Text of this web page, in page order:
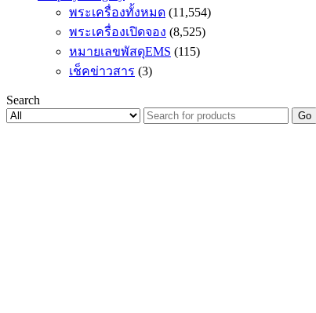
พระเครื่องทั้งหมด (11,554)
พระเครื่องเปิดจอง (8,525)
หมายเลขพัสดุEMS (115)
เช็คข่าวสาร (3)
Search
Go